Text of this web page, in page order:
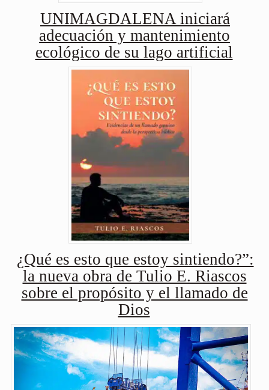
UNIMAGDALENA iniciará
adecuación y mantenimiento
ecológico de su lago artificial
¿Qué es esto que estoy sintiendo?”:
la nueva obra de Tulio E. Riascos
sobre el propósito y el llamado de
Dios